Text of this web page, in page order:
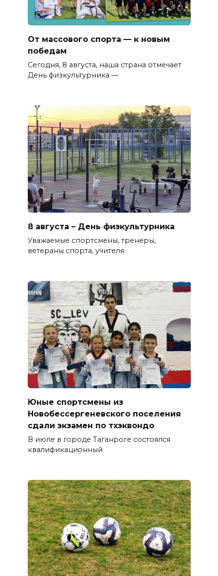
От массового спорта — к новым
победам
Сегодня, 8 августа, наша страна отмечает
День физкультурника —
8 августа – День физкультурника
Уважаемые спортсмены, тренеры,
ветераны спорта, учителя
Юные спортсмены из
Новобессергеневского поселения
сдали экзамен по тхэквондо
В июле в городе Таганроге состоялся
квалификационный